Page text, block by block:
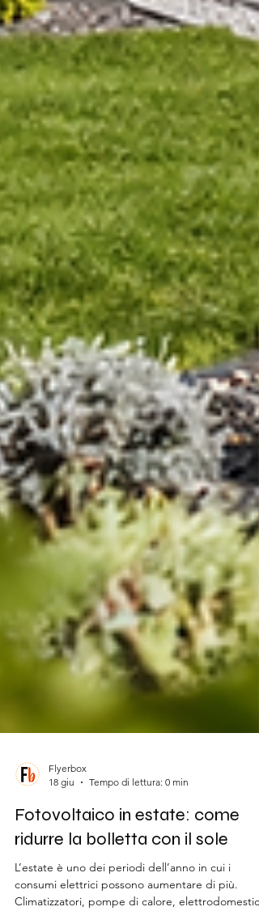
18 giu
Tempo di lettura: 0 min
Fotovoltaico in estate: come
ridurre la bolletta con il sole
L’estate è uno dei periodi dell’anno in cui i